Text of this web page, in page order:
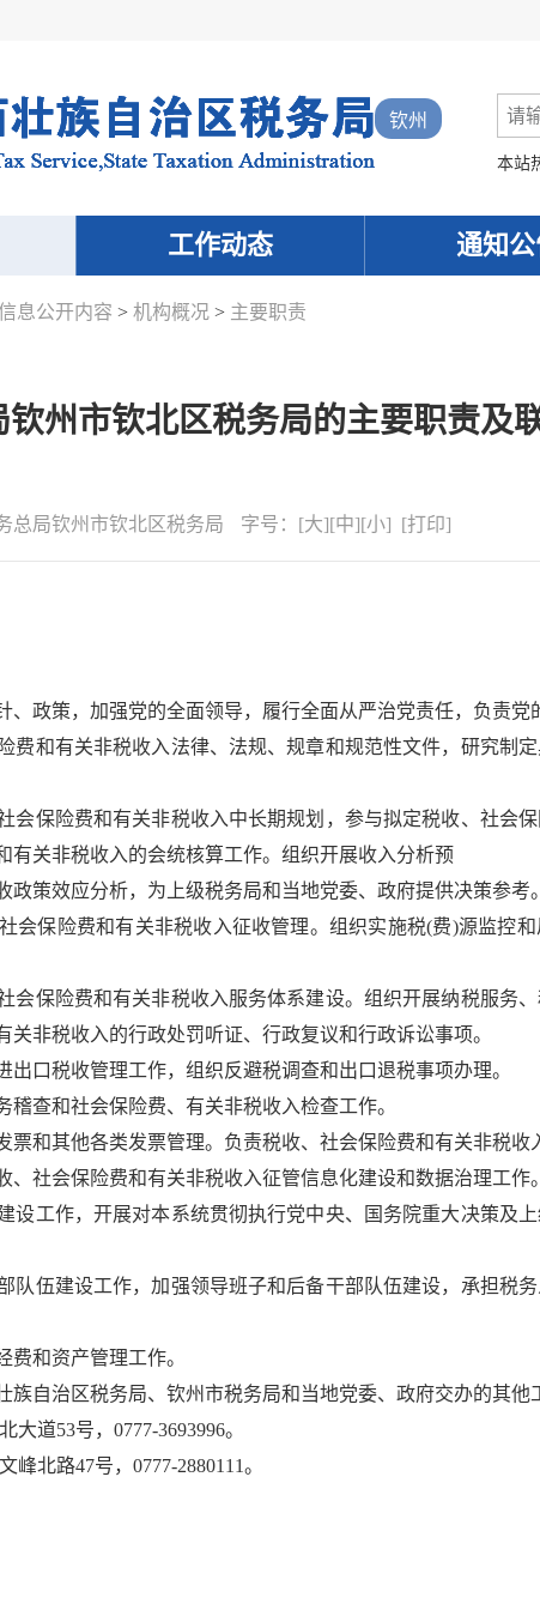
钦州
本站
工作动态 通知
息公开内容 > 机构概况 > 主要职责
钦州市钦北区税务局的主要职责及
总局钦州市钦北区税务局 字号： [大][中][小] [打印]
策，加强党的全面领导，履行全面从严治党责任，负责党
和有关非税收入法律、法规、规章和规范性文件，研究制定
保险费和有关非税收入中长期规划，参与拟定税收、社会保
有关非税收入的会统核算工作。组织开展收入分析预
效应分析，为上级税务局和当地党委、政府提供决策参考。
保险费和有关非税收入征收管理。组织实施税(费)源监控和
保险费和有关非税收入服务体系建设。组织开展纳税服务、
非税收入的行政处罚听证、行政复议和行政诉讼事项。
口税收管理工作，组织反避税调查和出口退税事项办理。
查和社会保险费、有关非税收入检查工作。
其他各类发票管理。负责税收、社会保险费和有关非税收
会保险费和有关非税收入征管信息化建设和数据治理工作。
工作，开展对本系统贯彻执行党中央、国务院重大决策及上
伍建设工作，加强领导班子和后备干部队伍建设，承担税务
和资产管理工作。
族自治区税务局、钦州市税务局和当地党委、政府交办的其他
道53号，0777-3693996。
北路47号，0777-2880111。